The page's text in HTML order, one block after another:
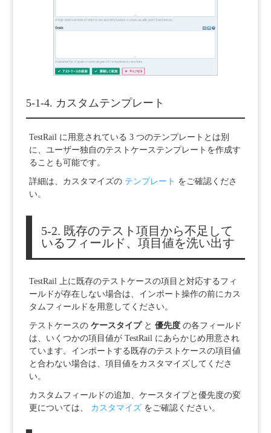
5-1-4. カスタムテンプレート
TestRail に用意されている 3 つのテンプレートとは別
に、ユーザー独自のテストケーステンプレートを作成す
ることも可能です。
詳細は、カスタマイズの テンプレート をご確認くださ
い。
5-2. 既存のテスト項目から不足して
いるフィールド、項目値を洗い出す
TestRail 上に既存のテストケースの項目と対応するフィ
ールドが存在しない場合は、インポート操作の前にカス
タムフィールドを用意してください。
テストケースの ケースタイプと 優先度の各フィールド
は、いくつかの項目値が TestRail にあらかじめ用意され
ています。インポートする既存のテストケースの項目値
と合わない場合は、項目値をカスタマイズしてくださ
い。
カスタムフィールドの追加、ケースタイプと優先度の変
更については、 カスタマイズをご確認ください。